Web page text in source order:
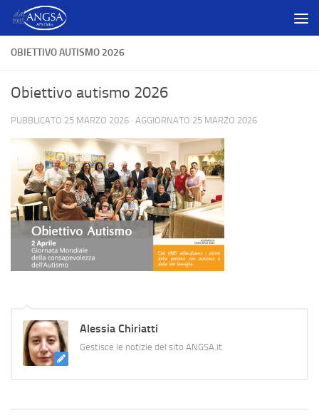
Salta al contenuto
OBIETTIVO AUTISMO 2026
Obiettivo autismo 2026
PUBBLICATO 25 MARZO 2026 · AGGIORNATO 25 MARZO 2026
Alessia Chiriatti
Gestisce le notizie del sito ANGSA.it